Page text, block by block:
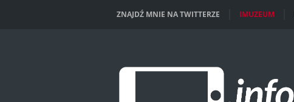
ZNAJDŹ MNIE NA TWITTERZE IMUZEUM